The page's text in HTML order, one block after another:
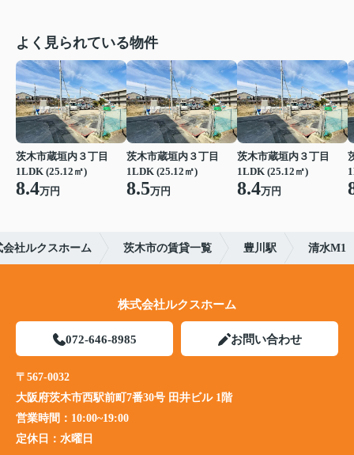
よく見られている物件
茨木市蔵垣内３丁目
1LDK (25.12㎡)
8.4万円
茨木市蔵垣内３丁目
1LDK (25.12㎡)
8.5万円
茨木市蔵垣内３丁目
1LDK (25.12㎡)
8.4万円
社ルクスホーム 茨木市の賃貸一覧 豊川駅 清水M1
株式会社ルクスホーム
072-646-8985 お問い合わせ
〒567-0032
大阪府茨木市西駅前町7番30号 田井ビル 1階
営業時間： 10:00~19:00
定休日： 水曜日